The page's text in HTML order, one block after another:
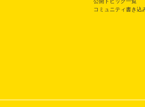
コミュニティ書き込